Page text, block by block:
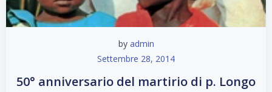
by admin
Settembre 28, 2014
50° anniversario del martirio di p. Longo